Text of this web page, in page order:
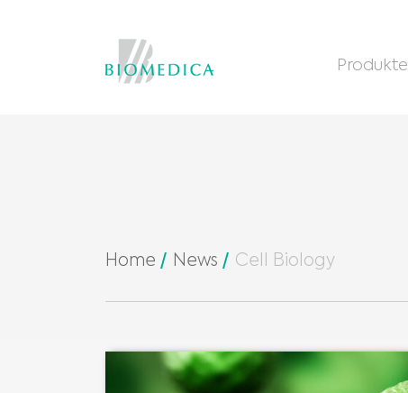
Produkte
Home News Cell Biology